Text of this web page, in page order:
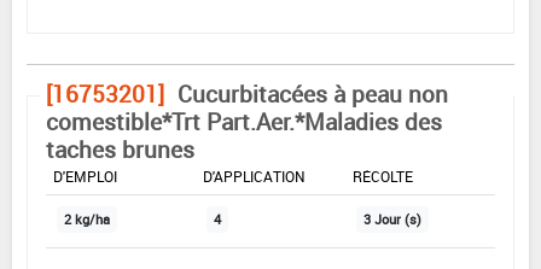
[16753201] Cucurbitacées à peau non
comestible*Trt Part.Aer.*Maladies des
taches brunes
DOSE MAX
D'EMPLOI
D'APPLICATION
RÉCOLTE
2 kg/ha 4 3 Jour (s)